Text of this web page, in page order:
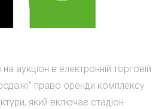
аукціон в електронній торговій
право оренди комплексу
який включає стадіон